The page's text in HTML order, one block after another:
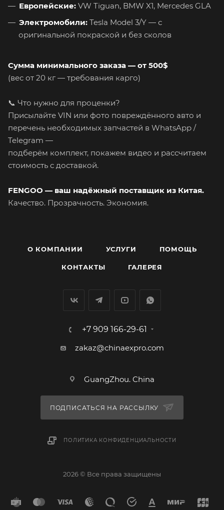
Европейские: VW Tiguan, BMW X1, Mercedes GLA
Электромобили: Tesla Model 3/Y — с
оригинальной покраской и без сколов
Сумма минимального заказа — от 500$
(вес от 20 кг — требования карго)
📞 Что нужно для проценки?
Присылайте VIN или фото повреждённого авто и
перечень необходимых запчастей в WhatsApp /
Telegram —
подберём комплект, покажем видео и рассчитаем
стоимость с доставкой.
FENGOO — ваш надёжный поставщик из Китая.
Качество. Прозрачность. Экономия.
О КОМПАНИИ УСЛУГИ ПОМОЩЬ
КОНТАКТЫ ГАЛЕРЕЯ
+7 909 166-29-61
zakaz@chinaexpro.com
GuangZhou. China
ПОДПИСАТЬСЯ НА РАССЫЛКУ
ПОЛИТИКА КОНФИДЕНЦИАЛЬНОСТИ
2026 © Все права защищены